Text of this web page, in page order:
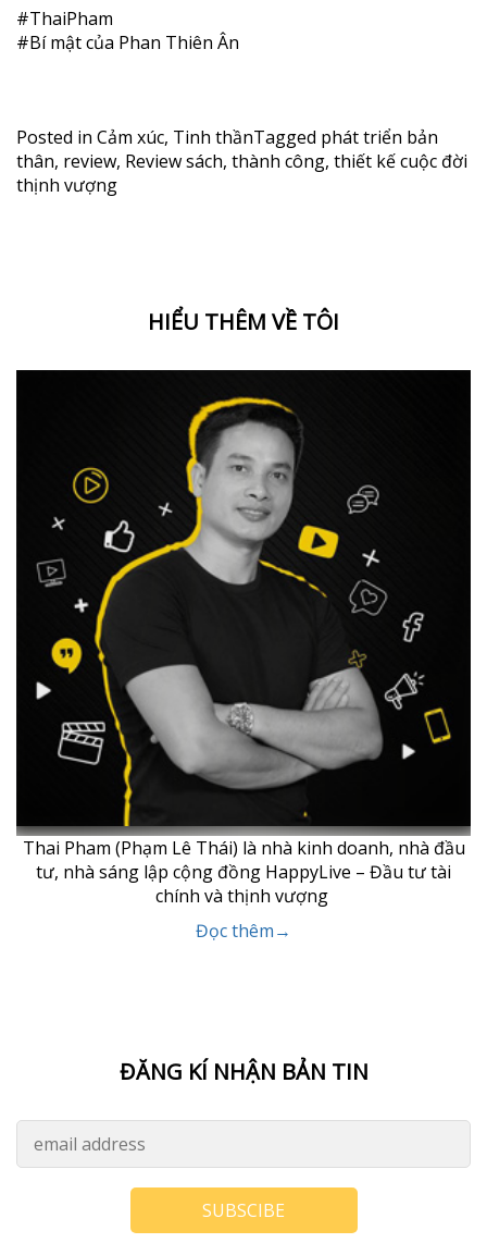
#ThaiPham
#Bímật của Phan Thiên Ân
Posted in Cảm xúc, Tinh thầnTagged phát triển bản
thân, review, Review sách, thành công, thiết kế cuộc đời
thịnh vượng
HIỂU THÊM VỀ TÔI
Thai Pham (Phạm Lê Thái) là nhà kinh doanh, nhà đầu
tư, nhà sáng lập cộng đồng HappyLive – Đầu tư tài
chính và thịnh vượng
Đọc thêm→
ĐĂNG KÍ NHẬN BẢN TIN
SUBSCIBE